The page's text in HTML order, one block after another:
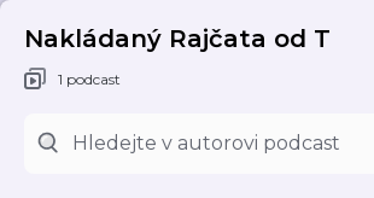
Nakládaný Rajčata od T
1 podcast